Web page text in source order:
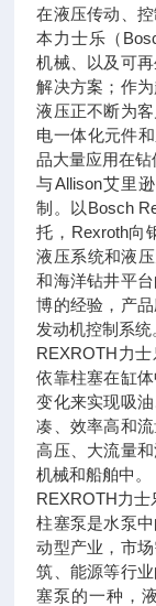
在液压传动、
本力士乐（
机械、以及可
解决方案；作
液压正不断为
电一体化元件
品大量应用在
与Allison艾里
制。以Bosch
托，Rexroth向
液压系统和液
和海洋钻井平
博的经验，产
发动机控制系统
REXROTH力
依靠柱塞在缸
变化来实现吸
凑、效率高和
高压、大流量
机械和船舶中。
REXROTH力士
柱塞泵是水泵
动型产业，市
筑、能源等行
塞泵的一种，